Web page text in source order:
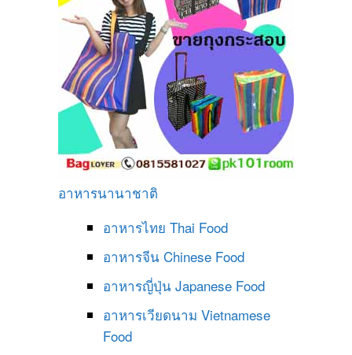
อาหารนานาชาติ
อาหารไทย Thai Food
อาหารจีน Chinese Food
อาหารญี่ปุ่น Japanese Food
อาหารเวียดนาม Vietnamese
Food